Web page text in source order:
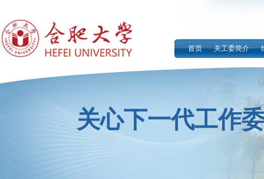
首页 关工委简介
关心下一代工作